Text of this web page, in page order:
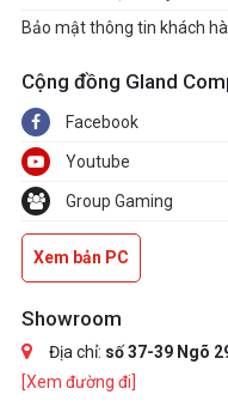
Bảo mật thông tin khách
Cộng đồng Gland
Facebook
Youtube
Group Gaming
Xem bản PC
Showroom
Địa chỉ: số 37-39 Ngõ
[Xem đường đi]